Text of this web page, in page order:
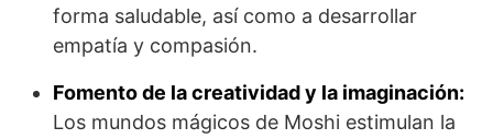
forma saludable, así como a desarrollar
empatía y compasión.
Fomento de la creatividad y la imaginación:
Los mundos mágicos de Moshi estimulan la